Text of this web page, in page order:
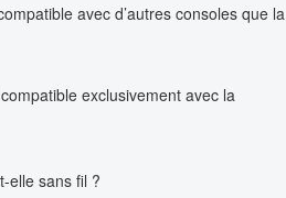
avec d’autres consoles que la
exclusivement avec la
elle sans fil ?